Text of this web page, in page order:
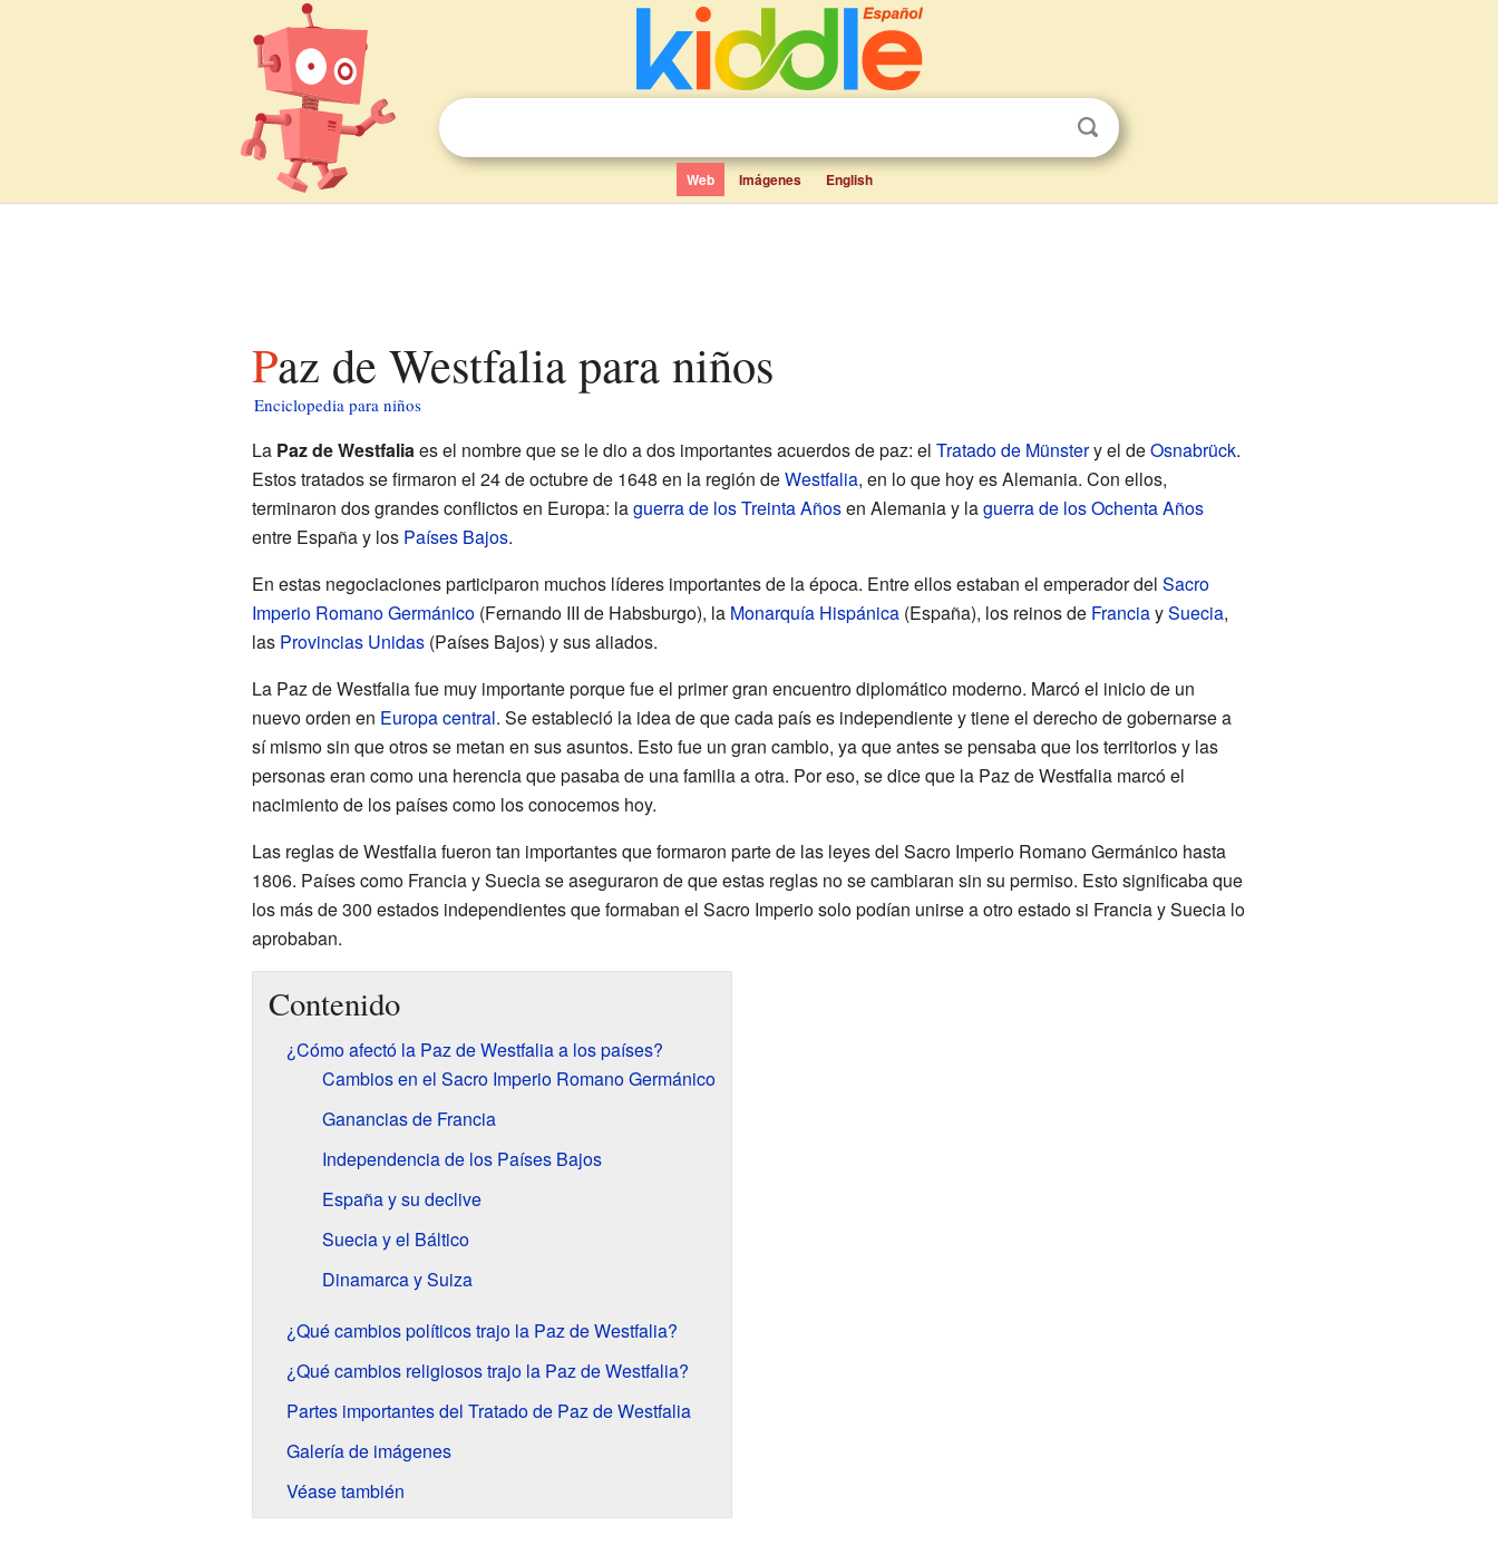
Web Imágenes English
Paz de Westfalia para niños
Enciclopedia para niños
La Paz de Westfaliaes el nombre que se le dio a dos importantes acuerdos de paz: el Tratado de Münstery el deOsnabrück.
Estos tratados se firmaron el 24 de octubre de 1648 en la región deWestfalia, en lo que hoy es Alemania. Con ellos,
terminaron dos grandes conflictos en Europa: laguerra de los Treinta Añosen Alemania y laguerra de los Ochenta Años
entre España y los Países Bajos.
En estas negociaciones participaron muchos líderes importantes de la época. Entre ellos estaban el emperador del Sacro
Imperio Romano Germánico(Fernando III de Habsburgo), la Monarquía Hispánica(España), los reinos de FranciaySuecia,
las Provincias Unidas(Países Bajos) y sus aliados.
La Paz de Westfalia fue muy importante porque fue el primer gran encuentro diplomático moderno. Marcó el inicio de un
nuevo orden en Europa central. Se estableció la idea de que cada país es independiente y tiene el derecho de gobernarse a
sí mismo sin que otros se metan en sus asuntos. Esto fue un gran cambio, ya que antes se pensaba que los territorios y las
personas eran como una herencia que pasaba de una familia a otra. Por eso, se dice que la Paz de Westfalia marcó el
nacimiento de los países como los conocemos hoy.
Las reglas de Westfalia fueron tan importantes que formaron parte de las leyes del Sacro Imperio Romano Germánico hasta
1806. Países como Francia y Suecia se aseguraron de que estas reglas no se cambiaran sin su permiso. Esto significaba que
los más de 300 estados independientes que formaban el Sacro Imperio solo podían unirse a otro estado si Francia y Suecia lo
aprobaban.
Contenido
¿Cómo afectó la Paz de Westfalia a los países?
Cambios en el Sacro Imperio Romano Germánico
Ganancias de Francia
Independencia de los Países Bajos
España y su declive
Suecia y el Báltico
Dinamarca y Suiza
¿Qué cambios políticos trajo la Paz de Westfalia?
¿Qué cambios religiosos trajo la Paz de Westfalia?
Partes importantes del Tratado de Paz de Westfalia
Galería de imágenes
Véase también